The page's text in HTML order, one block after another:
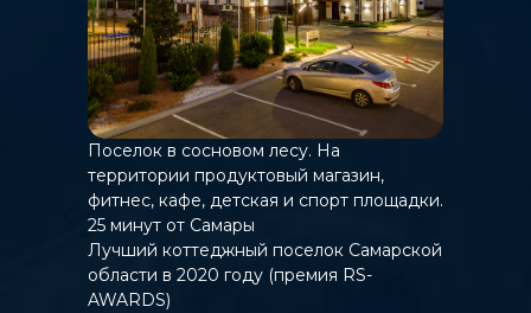
Поселок в сосновом лесу. На
территории продуктовый магазин,
фитнес, кафе, детская и спорт площадки.
25 минут от Самары
Лучший коттеджный поселок Самарской
области в 2020 году (премия RS-
AWARDS)